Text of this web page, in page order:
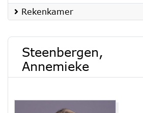
Rekenkamer
Steenbergen,
Annemieke